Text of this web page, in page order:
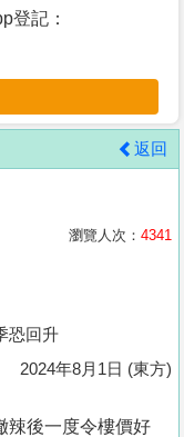
登記：
返回
瀏覽人次： 4341
恐回升
2024年8月1日 (東方)
辣後一度令樓價好